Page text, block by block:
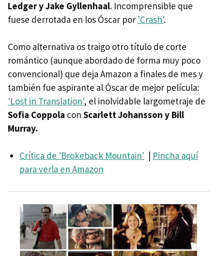
Ledger y Jake Gyllenhaal. Incomprensible que
fuese derrotada en los Óscar por 'Crash'.
Como alternativa os traigo otro título de corte
romántico (aunque abordado de forma muy poco
convencional) que deja Amazon a finales de mes y
también fue aspirante al Óscar de mejor película:
'Lost in Translation', el inolvidable largometraje de
Sofia Coppola con Scarlett Johansson y Bill
Murray.
Crítica de 'Brokeback Mountain' | Pincha aquí
para verla en Amazon